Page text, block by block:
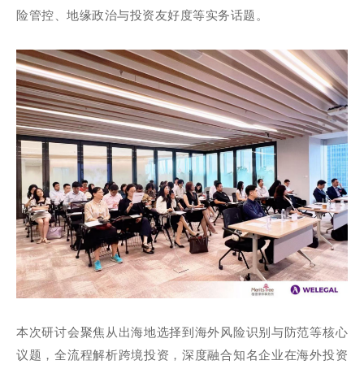
险管控、地缘政治与投资友好度等实务话题。
本次研讨会聚焦从出海地选择到海外风险识别与防范等核心
议题，全流程解析跨境投资，深度融合知名企业在海外投资